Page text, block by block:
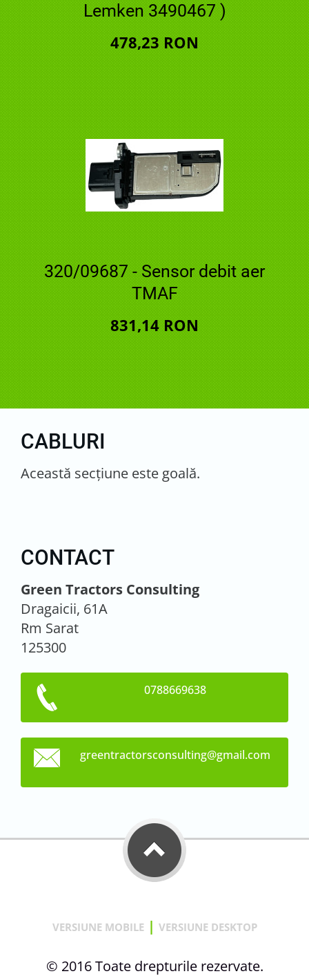
Lemken 3490467 )
478,23 RON
320/09687 - Sensor debit aer
TMAF
831,14 RON
CABLURI
Această secţiune este goală.
CONTACT
Green Tractors Consulting
Dragaicii, 61A
Rm Sarat
125300
0788669638
greentractorsconsulting@gmail.com
VERSIUNE MOBILE | VERSIUNE DESKTOP
© 2016 Toate drepturile rezervate.